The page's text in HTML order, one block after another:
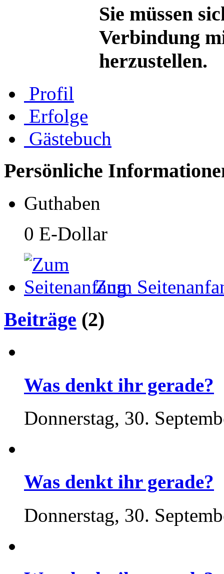
Sie müssen
Verbindung
herzustellen.
Profil
Erfolge
Gästebuch
Persönliche
Guthaben
0 E-Dollar
Zum
Beiträge (2)
Was denkt ihr gerade?
Donnerstag, 30.
Was denkt ihr gerade?
Donnerstag, 30.